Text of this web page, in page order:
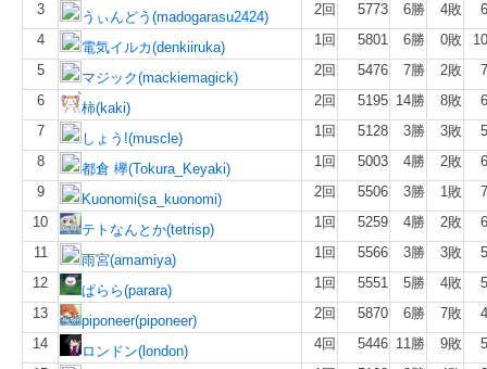
3
うぃんどう(madogarasu2424) 2回 5773 6勝 4敗
4
電気イルカ(denkiiruka) 1回 5801 6勝 0敗
5
マジック(mackiemagick) 2回 5476 7勝 2敗
6
柿(kaki) 2回 5195 14勝 8敗
7
しょう!(muscle) 1回 5128 3勝 3敗
8
都倉 欅(Tokura_Keyaki) 1回 5003 4勝 2敗
9
Kuonomi(sa_kuonomi) 2回 5506 3勝 1敗
10
テトなんとか(tetrisp) 1回 5259 4勝 2敗
11
雨宮(amamiya) 1回 5566 3勝 3敗
12
ぱらら(parara) 1回 5551 5勝 4敗
13
piponeer(piponeer) 2回 5870 6勝 7敗
14
ロンドン(london) 4回 5446 11勝 9敗